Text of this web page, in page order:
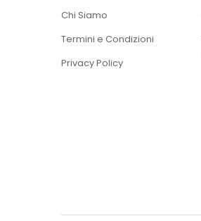
Chi Siamo
Termini e Condizioni
Privacy Policy